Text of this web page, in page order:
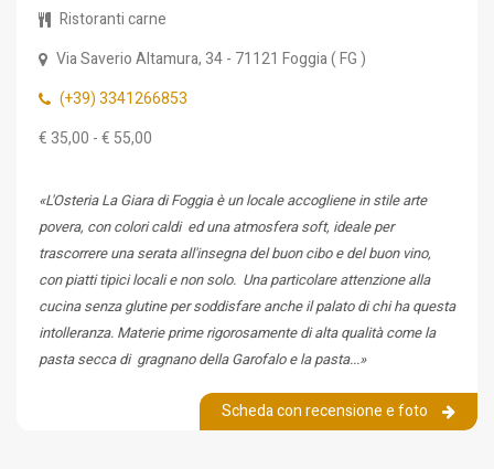
Ristoranti carne
Via Saverio Altamura, 34- 71121 Foggia(FG)
(+39) 3341266853
€ 35,00 - € 55,00
«L'Osteria La Giara di Foggia è un locale accogliene in stile arte
povera, con colori caldi ed una atmosfera soft, ideale per
trascorrere una serata all'insegna del buon cibo e del buon vino,
con piatti tipici locali e non solo. Una particolare attenzione alla
cucina senza glutine per soddisfare anche il palato di chi ha questa
intolleranza. Materie prime rigorosamente di alta qualità come la
pasta secca di gragnano della Garofalo e la pasta...»
Scheda con recensione e foto